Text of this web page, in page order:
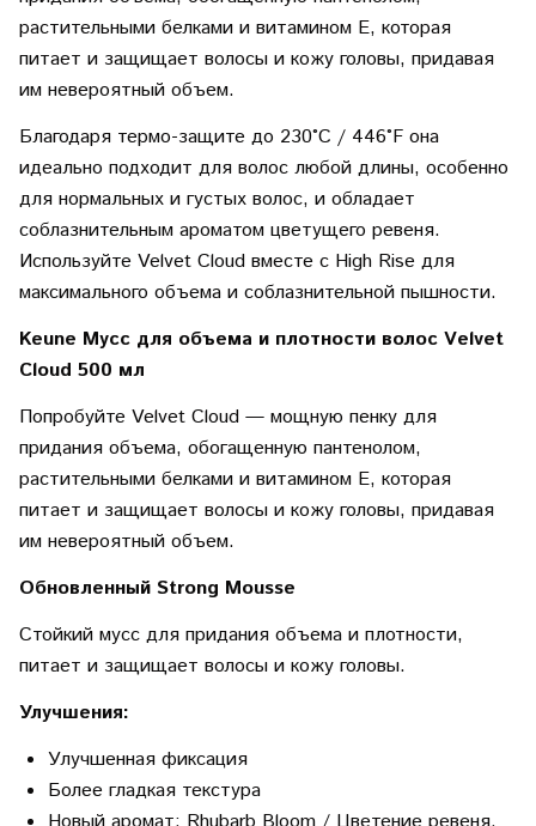
растительными белками и витамином E, которая
питает и защищает волосы и кожу головы, придавая
им невероятный объем.
Благодаря термо-защите до 230°C / 446°F она
идеально подходит для волос любой длины, особенно
для нормальных и густых волос, и обладает
соблазнительным ароматом цветущего ревеня.
Используйте Velvet Cloud вместе с High Rise для
максимального объема и соблазнительной пышности.
Keune Мусс для объема и плотности волос Velvet
Cloud 500 мл
Попробуйте Velvet Cloud — мощную пенку для
придания объема, обогащенную пантенолом,
растительными белками и витамином E, которая
питает и защищает волосы и кожу головы, придавая
им невероятный объем.
Обновленный Strong Mousse
Стойкий мусс для придания объема и плотности,
питает и защищает волосы и кожу головы.
Улучшения:
Улучшенная фиксация
Более гладкая текстура